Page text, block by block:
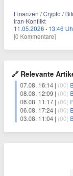
Finanzen / Crypto /
Iran-Konflikt
11.05.2026 · 13:46
[0 Kommentare]
🔗 Relevante
07.08. 16:14 | (00)
08.08. 12:09 | (00)
06.08. 11:17 | (00)
06.08. 17:24 | (00)
03.08. 11:04 | (00)